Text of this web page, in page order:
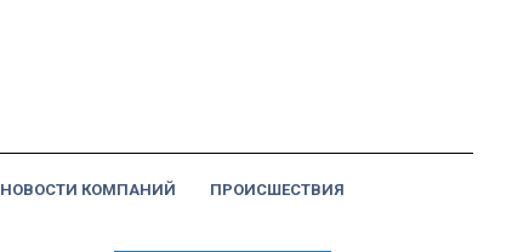
НОВОСТИ КОМПАНИЙ ПРОИСШЕСТВИЯ